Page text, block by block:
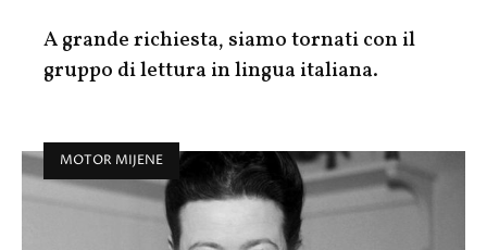
A grande richiesta, siamo tornati con il
gruppo di lettura in lingua italiana.
MOTOR MIJENE